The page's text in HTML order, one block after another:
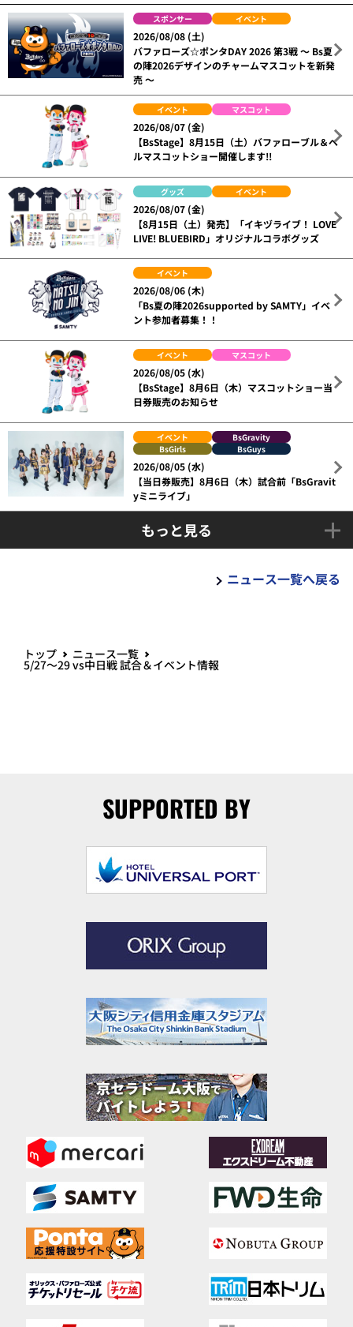
スポンサー イベント
2026/08/08 (土)
バファローズ☆ポンタDAY 2026 第3戦 ～ Bs夏
の陣2026デザインのチャームマスコットを新発
売 ～
イベント マスコット
2026/08/07 (金)
【BsStage】8月15日（土）バファローブル＆ベ
ルマスコットショー開催します!!
グッズ イベント
2026/08/07 (金)
【8月15日（土）発売】「イキヅライブ！ LOVE
LIVE! BLUEBIRD」オリジナルコラボグッズ
イベント
2026/08/06 (木)
「Bs夏の陣2026supported by SAMTY」イベ
ント参加者募集！！
イベント マスコット
2026/08/05 (水)
【BsStage】8月6日（木）マスコットショー当
日券販売のお知らせ
イベント
BsGravity
BsGirls
BsGuys
2026/08/05 (水)
【当日券販売】8月6日（木）試合前「BsGravit
yミニライブ」
もっと見る
ニュース一覧へ戻る
トップ ニュース一覧
5/27～29 vs中日戦 試合＆イベント情報
SUPPORTED BY